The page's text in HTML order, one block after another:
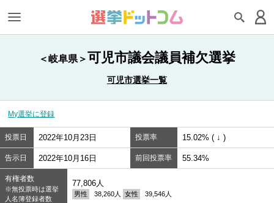
＜岐阜県＞可児市議会議員補欠選挙
可児市選挙一覧
My選挙に登録
投票日 2022年10月23日 投票率 15.02% ( ↓ )
告示日 2022年10月16日 前回投票率 55.34%
有権者数
※無投票時は選挙
人名簿登録者数
77,806人
男性 38,260人 女性 39,546人